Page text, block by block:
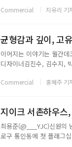
잎 클로버에서 출발한 모
Commercial 지유리 기
이어지는 이야기는 월간
디자이너김진수, 김수지,
Commercial 홍혜주 기
지이크 서촌하우스
최용준(@___YJC)신원의
로구 통인동에 첫 플래그